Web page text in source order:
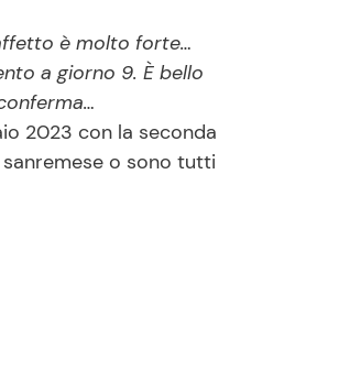
è molto forte…
a giorno 9. È bello
2023 con la seconda
o sono tutti